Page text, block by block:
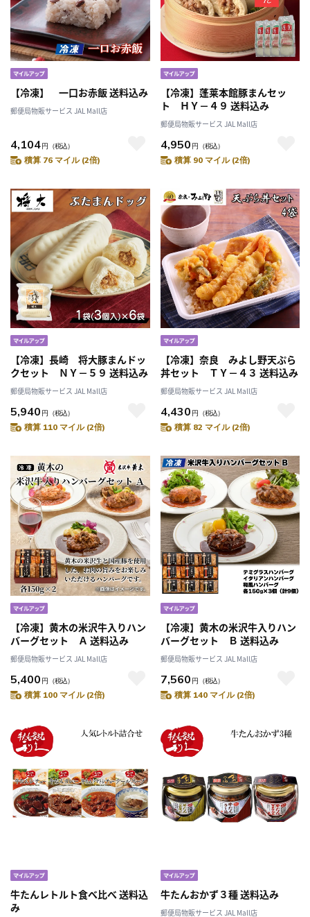
【冷凍】 一口お赤飯 送料込み
郵便局物販サービス JAL Mall店
4,104円 （税込）
積算 76 マイル (2倍)
【冷凍】蓬莱本館豚まんセッ
ト ＨＹ－４９ 送料込み
郵便局物販サービス JAL Mall店
4,950 円 （税込）
積算 90 マイル (2倍)
【冷凍】長崎 将大豚まんドッ
クセット ＮＹ－５９ 送料込み
郵便局物販サービス JAL Mall店
5,940 円 （税込）
積算 110 マイル (2倍)
【冷凍】奈良 みよし野天ぷら
丼セット ＴＹ－４３ 送料込み
郵便局物販サービス JAL Mall店
4,430 円 （税込）
積算 82 マイル (2倍)
【冷凍】黄木の米沢牛入りハン
バーグセット Ａ 送料込み
郵便局物販サービス JAL Mall店
5,400 円 （税込）
積算 100 マイル (2倍)
【冷凍】黄木の米沢牛入りハン
バーグセット Ｂ 送料込み
郵便局物販サービス JAL Mall店
7,560 円 （税込）
積算 140 マイル (2倍)
牛たんレトルト食べ比べ 送料込
み
牛たんおかず３種 送料込み
郵便局物販サービス JAL Mall店